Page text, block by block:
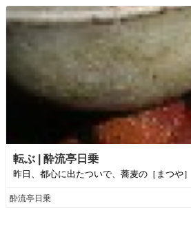
転ぶ | 酔流亭日乗
昨日、都心に出たついで、蕎麦の［まつや
酔流亭日乗